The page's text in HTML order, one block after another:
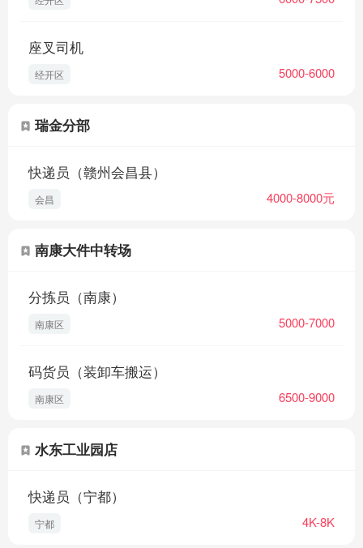
告，以免受骗损失财物。
各营业部工作地址请联系各招聘岗位上联系人
座叉司机
5000-6000
经开区
瑞金分部
快递员（赣州会昌县）
4000-8000元
会昌
南康大件中转场
分拣员（南康）
5000-7000
南康区
码货员（装卸车搬运）
6500-9000
南康区
水东工业园店
快递员（宁都）
4K-8K
宁都